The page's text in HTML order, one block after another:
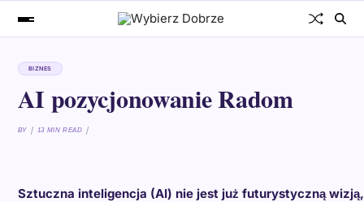
BIZNES
AI pozycjonowanie Radom
BY 13 MIN READ
Sztuczna inteligencja (AI) nie jest już futurystyczną wizją,